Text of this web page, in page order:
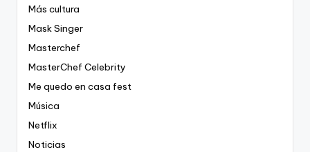
Más cultura
Mask Singer
Masterchef
MasterChef Celebrity
Me quedo en casa fest
Música
Netflix
Noticias